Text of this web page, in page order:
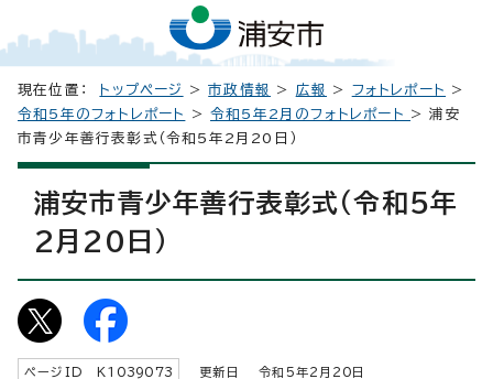
現在位置： トップページ >市政情報 > 広報 > フォトレポート
>
令和5年のフォトレポート
>令和5年2月のフォトレポート > 浦安
市青少年善行表彰式（令和5年2月20日）
浦安市青少年善行表彰式（令和5年
2月20日）
ページID K 1039073 更新日 令和5年2月 20 日